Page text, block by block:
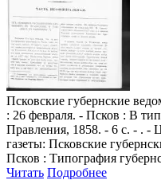
Псковские губернские
: 26 февраля. - Псков : В
Правления, 1858. - 6 с. - . -
газеты: Псковские
Псков : Типография
Читать Подробнее